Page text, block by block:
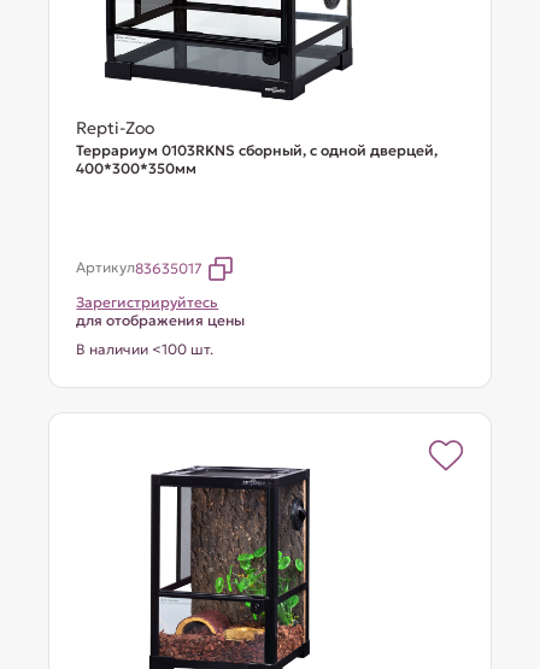
Repti-Zoo
Террариум 0103RKNS сборный, с одной дверцей,
400*300*350мм
Артикул83635017
Зарегистрируйтесь
для отображения цены
В наличии <100 шт.